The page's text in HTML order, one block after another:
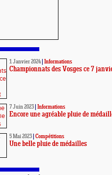
1 Janvier 2024 Informations
Championnats des Vosges ce 7
7 Juin 2023 Informations
Encore une agréable pluie de
5 Mai 2023 Compétitions
Une belle pluie de médailles